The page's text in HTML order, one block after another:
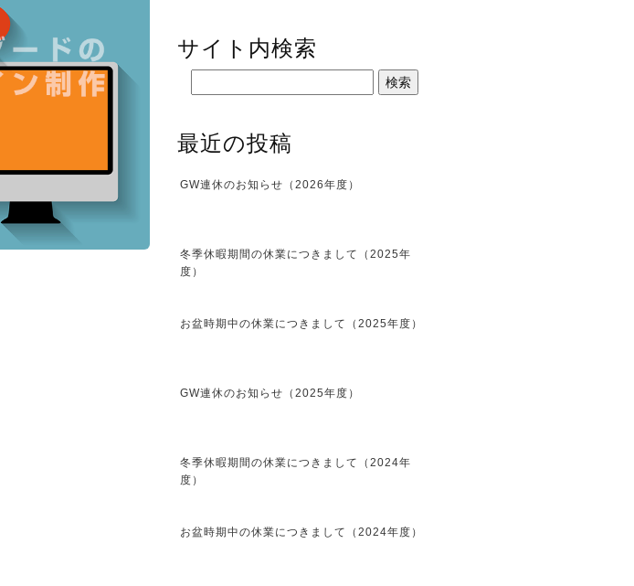
サイト内検索
最近の投稿
GW連休のお知らせ（2026年度）
冬季休暇期間の休業につきまして（2025年
度）
お盆時期中の休業につきまして（2025年度）
GW連休のお知らせ（2025年度）
冬季休暇期間の休業につきまして（2024年
度）
お盆時期中の休業につきまして（2024年度）